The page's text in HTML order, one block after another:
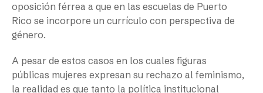
oposición férrea a que en las escuelas de Puerto
Rico se incorpore un currículo con perspectiva de
género.
A pesar de estos casos en los cuales figuras
públicas mujeres expresan su rechazo al feminismo,
la realidad es que tanto la política institucional